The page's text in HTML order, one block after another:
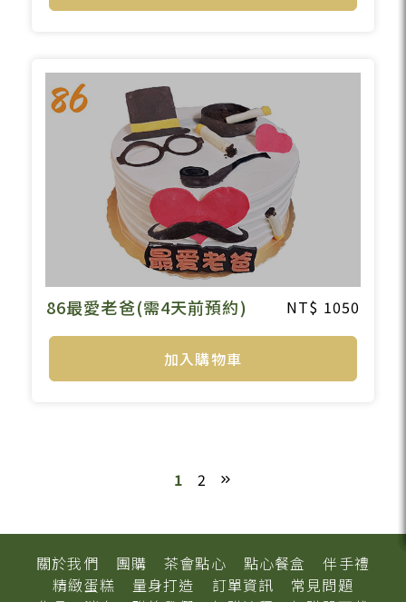
86最愛老爸(需4天前預約) 1050
加入購物車
1 2
關於我們 團購 茶會點心 點心餐盒
伴手禮
精緻蛋糕
量身打造 訂單資訊
常見問題